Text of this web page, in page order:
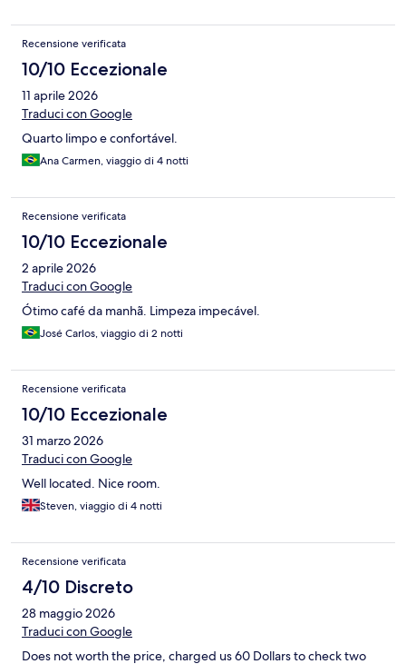
Recensione verificata
10/10 Eccezionale
11 aprile 2026
Traduci con Google
Quarto limpo e confortável.
Ana Carmen, viaggio di 4 notti
Recensione verificata
10/10 Eccezionale
2 aprile 2026
Traduci con Google
Ótimo café da manhã. Limpeza impecável.
José Carlos, viaggio di 2 notti
Recensione verificata
10/10 Eccezionale
31 marzo 2026
Traduci con Google
Well located. Nice room.
Steven, viaggio di 4 notti
Recensione verificata
4/10 Discreto
28 maggio 2026
Traduci con Google
Does not worth the price, charged us 60 Dollars to check two